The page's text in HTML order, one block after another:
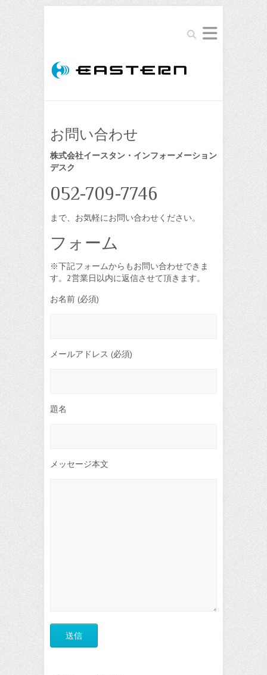
Search
お問い合わせ
株式会社イースタン・インフォーメーション
デスク
052-709-7746
まで、お気軽にお問い合わせください。
フォーム
※下記フォームからもお問い合わせできま
す。2営業日以内に返信させて頂きます。
お名前 (必須)
メールアドレス (必須)
題名
メッセージ本文